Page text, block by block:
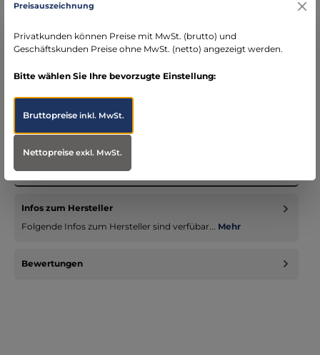
schneller Versand mit DHL
Bereich Notfallmedizin
erste Bekleidungsschicht für unsere
Einsatzfunktionsbekleidung -…
Infos zum Hersteller
Folgende Infos zum Hersteller sind verfübar... Mehr
Bewertungen
Preisauszeichnung
Privatkunden können Preise mit MwSt. (brutto) und
Geschäftskunden Preise ohne MwSt. (netto) angezeigt werden.
Bitte wählen Sie Ihre bevorzugte Einstellung:
Bruttopreiseinkl. MwSt.
Nettopreiseexkl. MwSt.